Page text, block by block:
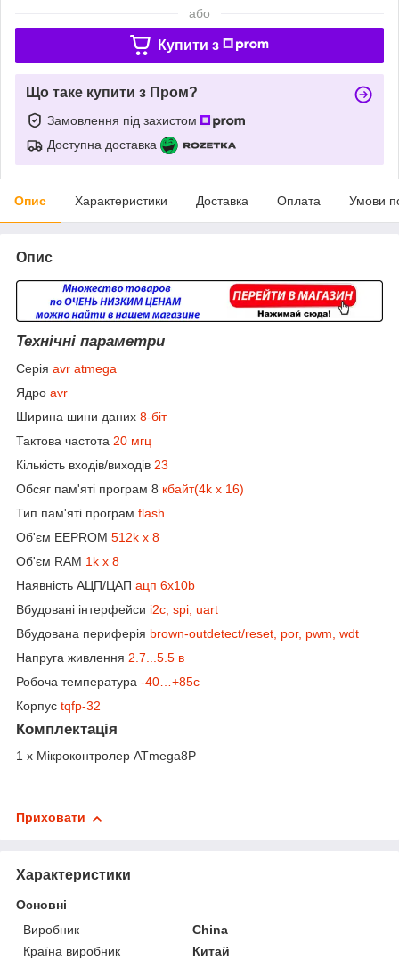
або
Купити з
Що таке купити з Пром?
Замовлення під захистом
Доступна доставка
Опис Характеристики Доставка Оплата Умови
Опис
Технічні параметри
Серія avr atmega
Ядро avr
Ширина шини даних 8-біт
Тактова частота 20 мгц
Кількість входів/виходів 23
Обсяг пам'яті програм 8 кбайт(4k x 16)
Тип пам'яті програм flash
Об'єм EEPROM 512k x 8
Об'єм RAM 1k x 8
Наявність АЦП/ЦАП ацп 6x10b
Вбудовані інтерфейси i2c, spi, uart
Вбудована периферія brown-outdetect/reset, por, pwm, wdt
Напруга живлення 2.7...5.5 в
Робоча температура -40…+85c
Корпус tqfp-32
Комплектація
1 x Мікроконтролер ATmega8P
Приховати
Характеристики
Основні
Виробник
China
Країна виробник
Китай